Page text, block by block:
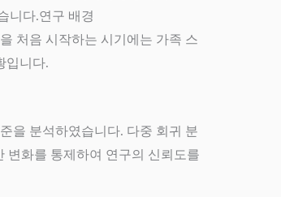
니다.연구 배경
처음 시작하는 시기에는 가족 스
입니다.
을 분석하였습니다. 다중 회귀 분
변화를 통제하여 연구의 신뢰도를